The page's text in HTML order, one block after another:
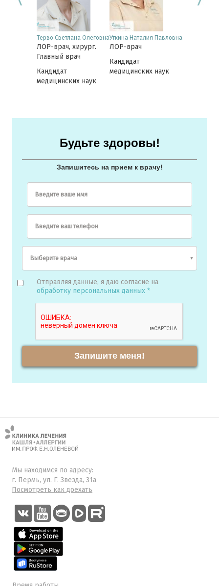
Терво Светлана Олеговна
ЛОР-врач, хирург.
Главный врач
Кандидат
медицинских наук
Уткина Наталия Павловна
ЛОР-врач
Кандидат
медицинских наук
Будьте здоровы!
Запишитесь на прием к врачу!
Введите ваше имя
Введите ваш телефон
Отправляя данные, я даю согласие на
обработку персональных данных *
Запишите меня!
Мы находимся по адресу:
г. Пермь, ул. Г. Звезда, 31а
Посмотреть как доехать